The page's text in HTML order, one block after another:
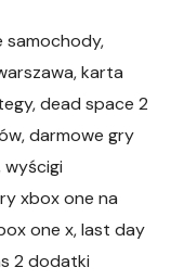
samochody,
karta
dead space 2
darmowe gry
xbox one na
one x, last day
2 dodatki